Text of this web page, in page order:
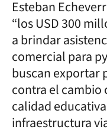
Esteban
“los USD 300
a brindar
comercial para
buscan exportar
contra el cambio
calidad
infraestructura